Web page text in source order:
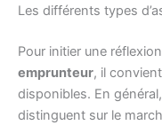
Les différents types
Pour initier une
emprunteur, il
disponibles. En
distinguent sur le